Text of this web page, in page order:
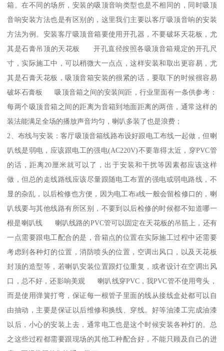
箱。在不同的场所，安装的吸顶音响类型也是不相同的，同时吸顶
音响安装方法也是有区别的，这里我们主要以客厅吸顶音响的安装
方法为例。安装客厅吸顶音箱要使用开孔器，不要破坏天花板，尤
其是石膏吊顶的天花板 开孔直径按照各吸顶音箱规定的开孔尺
寸，实际施工中，可以稍微大一点点，这样安装和取出更容易，尤
其是石膏天花板，吸顶音箱安装的很紧的话，要取下的时候很容易
破坏石膏板 吸顶音箱之间的安装间距，行业里面有一条供参考：
每两个吸顶音箱之间的距离为音箱到地面距离的两倍，通常这样的
装法能满足全场的播放声音均匀，喇叭多装了也是浪费；
2、布线与安装：客厅吸顶音箱线路布设好跟电工布线一起做，但喇
叭线是弱电，应该跟电工的强电(AC220V)不要靠得太近，穿PVC管
的话，距离20厘米就可以了，出于安装和干扰等因素都应该这样
做，但总的走线路线应该尽量跟随电工布置的强电或弱电路线，不
显的杂乱，以后检修也方便，因为电工布a线一般会留检修口的，喇
叭线要与其他线路有所区别，不要到以后检修的时候都不知道哪一
根是喇叭线 喇叭线路的PVC管可以固定在天花板的吊筋上，还有
一点需要跟电工配合的是，音箱点的位置在实际施工过程中还需要
考虑到各种灯的位置，消防喷头的位置，空调出风口，以及天花板
封顶的造型等，若喇叭安装位置跟灯位重复，或者设计在空调出风
口，总不好，还影响美观 喇叭线穿PVC，我PVC管不使用弯头，
而是使用弹簧打弯，保证每一根管子里面的线从接线盒处都可以自
由抽动，主要是保证以后维修和换线、穿线。好等油漆工完成油漆
以后，小心的安装上去，通常电工也是这个时候安装各种灯的。总
之这些过程都需要跟现场的其他工种配合好，不能只顾及自己的进